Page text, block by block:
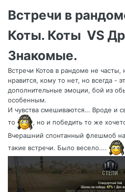
Встречи в
Коты. Коты VS
Знакомые.
Встречи Котов в рандоме не часты,
нравится, кому то нет, но всегда -
дополнительные эмоции, бой из
особенным.
И чувства смешиваются... Вроде и
то
, но и победить то же
Вчерашний спонтанный флешмоб
такие встречи. Было весело....